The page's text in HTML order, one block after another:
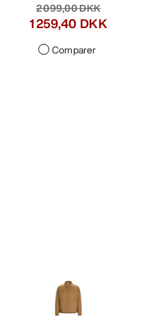
2 099,00 DKK
1 259,40 DKK
Comparer